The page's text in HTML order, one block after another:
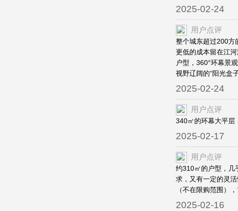
2025-02-24
用户点评
整个城东超过200方
更低的成本留在江
户型，360°环幕景
视野辽阔的“阳光盒
2025-02-24
用户点评
340㎡的环幕大平层
2025-02-17
用户点评
约310㎡的户型，几
求，又有一定的灵
（不在限购范围）
2025-02-16